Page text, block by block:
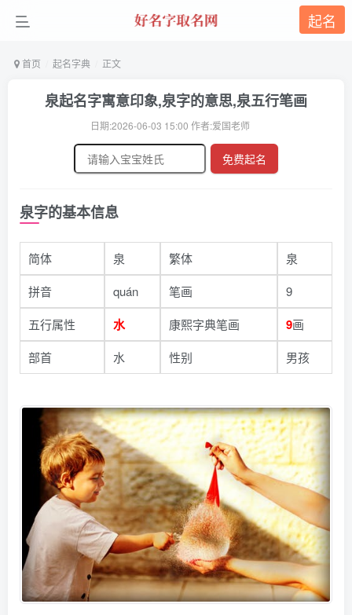
起名
首页 起名字典 正文
泉起名字寓意印象,泉字的意思,泉五行笔画
日期:2026-06-03 15:00 作者:爱国老师
免费起名
泉字的基本信息
简体 泉 繁体
泉
拼音
quán 笔画
9
五行属性
水 康熙字典笔画 9画
部首
水 性别 男孩